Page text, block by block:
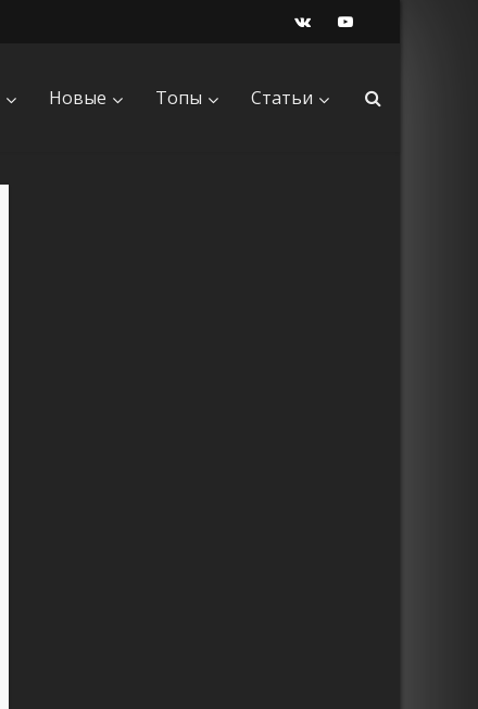
Новые Топы Статьи